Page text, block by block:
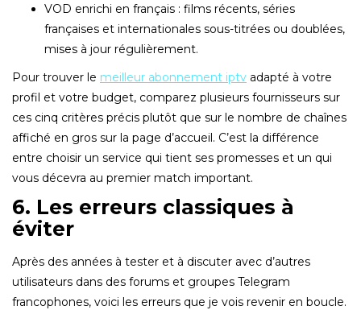
VOD enrichi en français : films récents, séries
françaises et internationales sous-titrées ou doublées,
mises à jour régulièrement.
Pour trouver le meilleur abonnement iptv adapté à votre
profil et votre budget, comparez plusieurs fournisseurs sur
ces cinq critères précis plutôt que sur le nombre de chaînes
affiché en gros sur la page d’accueil. C’est la différence
entre choisir un service qui tient ses promesses et un qui
vous décevra au premier match important.
6. Les erreurs classiques à
éviter
Après des années à tester et à discuter avec d’autres
utilisateurs dans des forums et groupes Telegram
francophones, voici les erreurs que je vois revenir en boucle.